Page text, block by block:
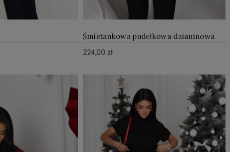
ZOBACZ WIĘCEJ
Śmietankowa pudełkowa dzianinowa
bluzka
224,00 zł
ZOBACZ WIĘCEJ